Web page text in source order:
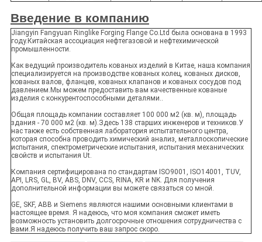
Введение в компанию
Jiangyin Fangyuan Ringlike Forging Flange Co.Ltd была основана в 1993
году.Китайская ассоциация нефтегазовой и нефтехимической
промышленности.
Как ведущий производитель кованых изделий в Китае, наша компания
специализируется на производстве кованых колец, кованых дисков,
кованых валов, фланцев, кованых клапанов и кованых сосудов под
давлением.Мы можем предоставить вам качественные кованые
изделия с конкурентоспособными деталями..
Общая площадь компании составляет 100 000 м2 (кв. м), площадь
здания - 70 000 м2 (кв. м).Здесь 138 старших инженеров и техников.У
нас также есть собственная лаборатория испытательного центра,
которая способна проводить химический анализ, металлоскопические
испытания, спектрометрические испытания, испытания механических
свойств и испытания Ut.
Компания сертифицирована по стандартам ISO9001, ISO14001, TUV,
API, LRS, GL, BV, ABS, DNV, CCS, RINA, KR и NK. Для получения
дополнительной информации вы можете связаться со мной.
GE, SKF, ABB и Siemens являются нашими основными клиентами в
настоящее время. Я надеюсь, что моя компания сможет иметь
возможность установить долгосрочные отношения сотрудничества с
вами.Я надеюсь получить ваш запрос скоро.